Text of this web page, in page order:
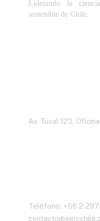
Liderando la
sostenible de Chile.
Av. Tuval 123,
Teléfono: +56 2